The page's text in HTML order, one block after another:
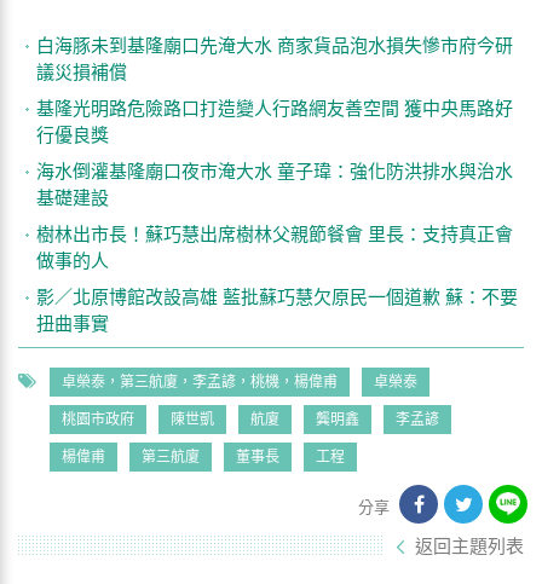
白海豚未到基隆廟口先淹大水 商家貨品泡水損失慘市府今研
議災損補償
基隆光明路危險路口打造變人行路網友善空間 獲中央馬路好
行優良獎
海水倒灌基隆廟口夜市淹大水 童子瑋：強化防洪排水與治水
基礎建設
樹林出市長！蘇巧慧出席樹林父親節餐會 里長：支持真正會
做事的人
影／北原博館改設高雄 藍批蘇巧慧欠原民一個道歉 蘇：不要
扭曲事實
卓榮泰，第三航廈，李孟諺，桃機，楊偉甫 卓榮泰
桃園市政府 陳世凱 航廈 龔明鑫 李孟諺
楊偉甫 第三航廈 董事長 工程
分享
返回主題列表